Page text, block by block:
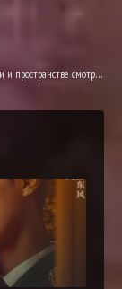
смотреть онлайн